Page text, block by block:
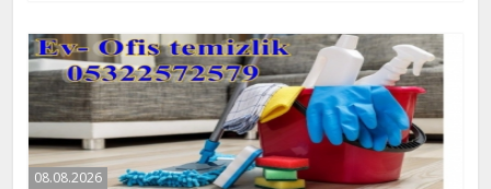
08.08.2026